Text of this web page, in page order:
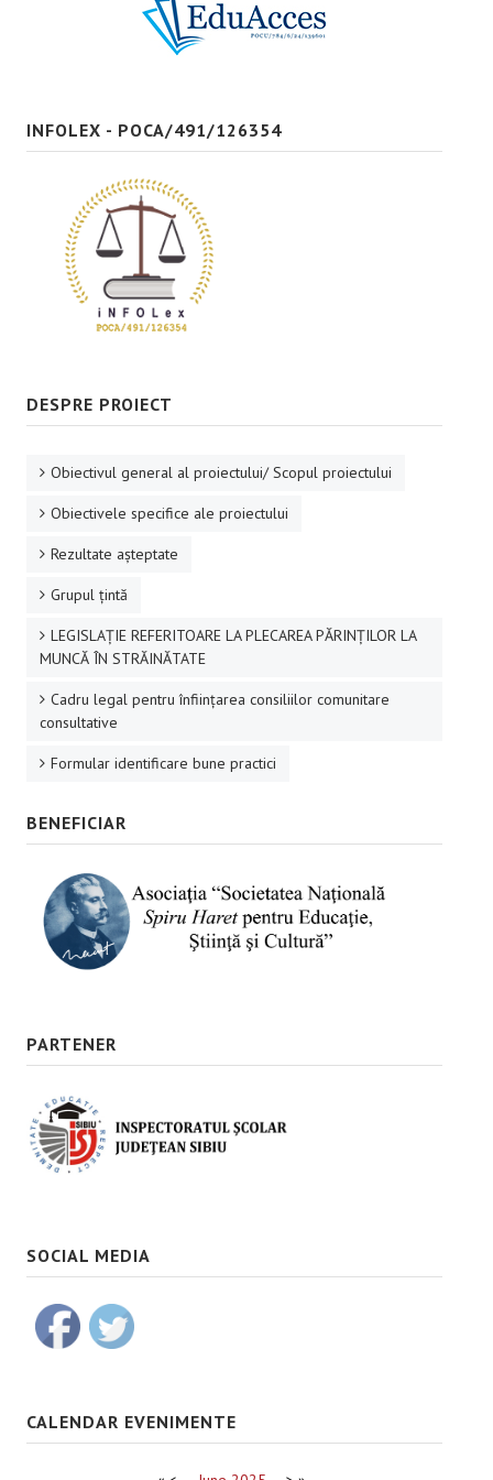
INFOLEX - POCA/491/126354
DESPRE PROIECT
Obiectivul general al proiectului/ Scopul proiectului
Obiectivele specifice ale proiectului
Rezultate aşteptate
Grupul ţintă
LEGISLAȚIE REFERITOARE LA PLECAREA PĂRINȚILOR LA
MUNCĂ ÎN STRĂINĂTATE
Cadru legal pentru înființarea consiliilor comunitare
consultative
Formular identificare bune practici
BENEFICIAR
PARTENER
SOCIAL MEDIA
CALENDAR EVENIMENTE